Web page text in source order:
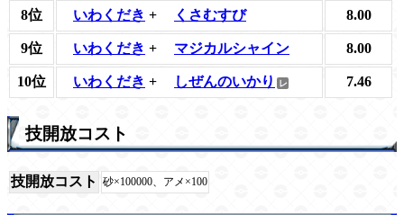
8位 いわくだき + くさむすび 8.00
9位 いわくだき + マジカルシャイン 8.00
10位 いわくだき + しぜんのいかり 7.46
技開放コスト
技開放コスト 砂×100000、アメ×100